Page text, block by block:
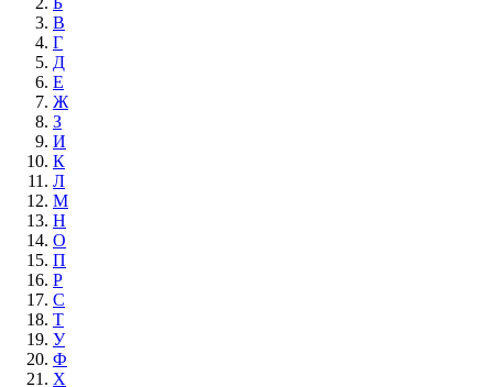
В
Г
Д
Е
Ж
З
И
К
Л
М
Н
О
П
Р
С
Т
У
Ф
Х